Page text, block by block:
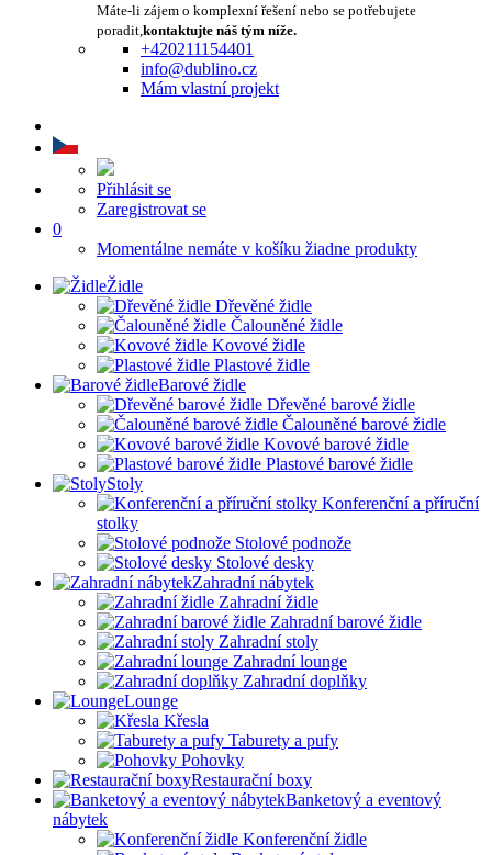
Máte-li zájem o komplexní řešení nebo se potřebujete
poradit,kontaktujte náš tým níže.
+420211154401
info@dublino.cz
Mám vlastní projekt
Přihlásit se
Zaregistrovat se
0
Momentálne nemáte v košíku žiadne produkty
Židle
Dřevěné židle
Čalouněné židle
Kovové židle
Plastové židle
Barové židle
Dřevěné barové židle
Čalouněné barové židle
Kovové barové židle
Plastové barové židle
Stoly
Konferenční a příruční
stolky
Stolové podnože
Stolové desky
Zahradní nábytek
Zahradní židle
Zahradní barové židle
Zahradní stoly
Zahradní lounge
Zahradní doplňky
Lounge
Křesla
Taburety a pufy
Pohovky
Restaurační boxy
Banketový a eventový
nábytek
Konferenční židle